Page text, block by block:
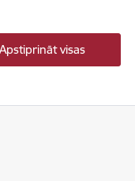
Apstiprināt visas